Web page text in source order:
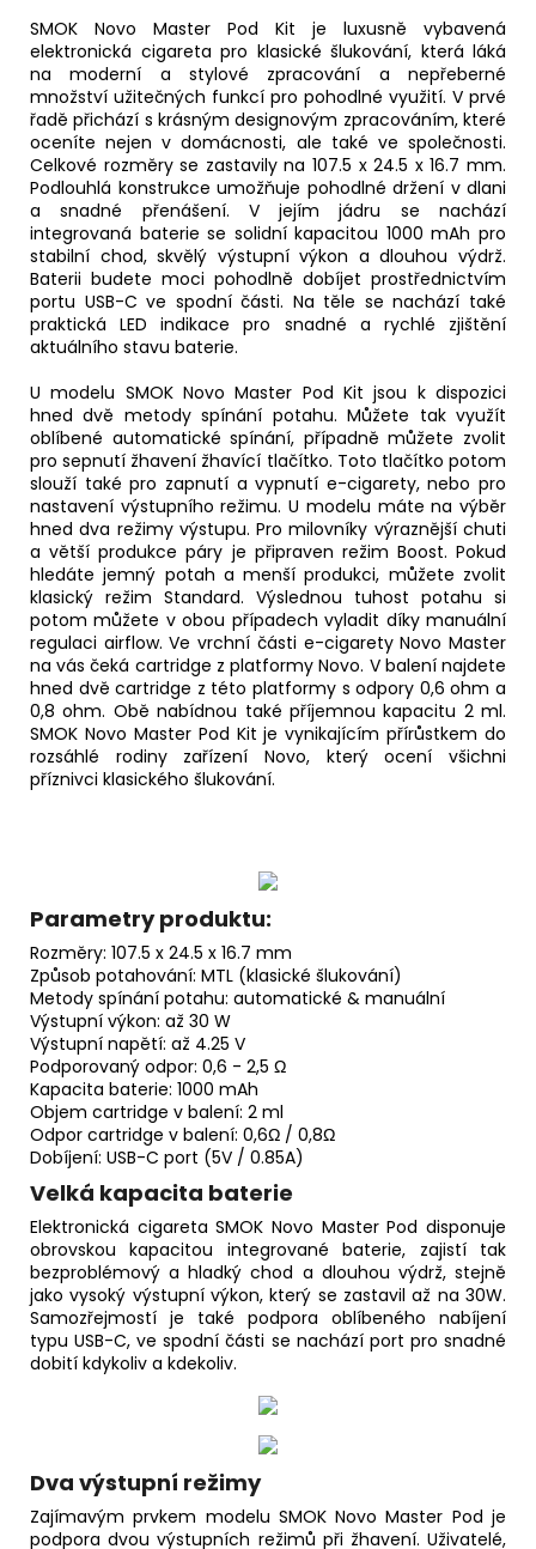
SMOK Novo Master Pod Kit je luxusně vybavená
elektronická cigareta pro klasické šlukování, která láká
na moderní a stylové zpracování a nepřeberné
množství užitečných funkcí pro pohodlné využití. V prvé
řadě přichází s krásným designovým zpracováním, které
oceníte nejen v domácnosti, ale také ve společnosti.
Celkové rozměry se zastavily na 107.5 x 24.5 x 16.7 mm.
Podlouhlá konstrukce umožňuje pohodlné držení v dlani
a snadné přenášení. V jejím jádru se nachází
integrovaná baterie se solidní kapacitou 1000 mAh pro
stabilní chod, skvělý výstupní výkon a dlouhou výdrž.
Baterii budete moci pohodlně dobíjet prostřednictvím
portu USB-C ve spodní části. Na těle se nachází také
praktická LED indikace pro snadné a rychlé zjištění
aktuálního stavu baterie.
U modelu SMOK Novo Master Pod Kit jsou k dispozici
hned dvě metody spínání potahu. Můžete tak využít
oblíbené automatické spínání, případně můžete zvolit
pro sepnutí žhavení žhavící tlačítko. Toto tlačítko potom
slouží také pro zapnutí a vypnutí e-cigarety, nebo pro
nastavení výstupního režimu. U modelu máte na výběr
hned dva režimy výstupu. Pro milovníky výraznější chuti
a větší produkce páry je připraven režim Boost. Pokud
hledáte jemný potah a menší produkci, můžete zvolit
klasický režim Standard. Výslednou tuhost potahu si
potom můžete v obou případech vyladit díky manuální
regulaci airflow. Ve vrchní části e-cigarety Novo Master
na vás čeká cartridge z platformy Novo. V balení najdete
hned dvě cartridge z této platformy s odpory 0,6 ohm a
0,8 ohm. Obě nabídnou také příjemnou kapacitu 2 ml.
SMOK Novo Master Pod Kit je vynikajícím přírůstkem do
rozsáhlé rodiny zařízení Novo, který ocení všichni
příznivci klasického šlukování.
Parametry produktu:
Rozměry: 107.5 x 24.5 x 16.7 mm
Způsob potahování: MTL (klasické šlukování)
Metody spínání potahu: automatické & manuální
Výstupní výkon: až 30 W
Výstupní napětí: až 4.25 V
Podporovaný odpor: 0,6 - 2,5 Ω
Kapacita baterie: 1000 mAh
Objem cartridge v balení: 2 ml
Odpor cartridge v balení: 0,6Ω / 0,8Ω
Dobíjení: USB-C port (5V / 0.85A)
Velká kapacita baterie
Elektronická cigareta SMOK Novo Master Pod disponuje
obrovskou kapacitou integrované baterie, zajistí tak
bezproblémový a hladký chod a dlouhou výdrž, stejně
jako vysoký výstupní výkon, který se zastavil až na 30W.
Samozřejmostí je také podpora oblíbeného nabíjení
typu USB-C, ve spodní části se nachází port pro snadné
dobití kdykoliv a kdekoliv.
Dva výstupní režimy
Zajímavým prvkem modelu SMOK Novo Master Pod je
podpora dvou výstupních režimů při žhavení. Uživatelé,